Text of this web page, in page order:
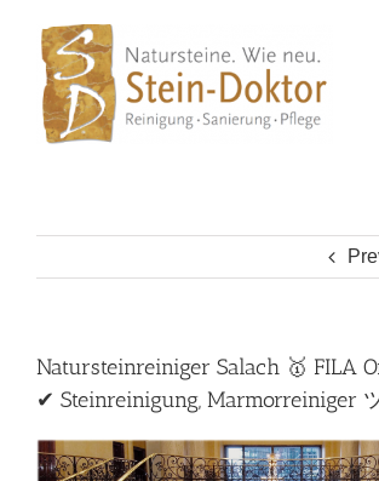
content
Natursteinreiniger Salach 🥇 FILA
✔ Steinreinigung, Marmorreiniger